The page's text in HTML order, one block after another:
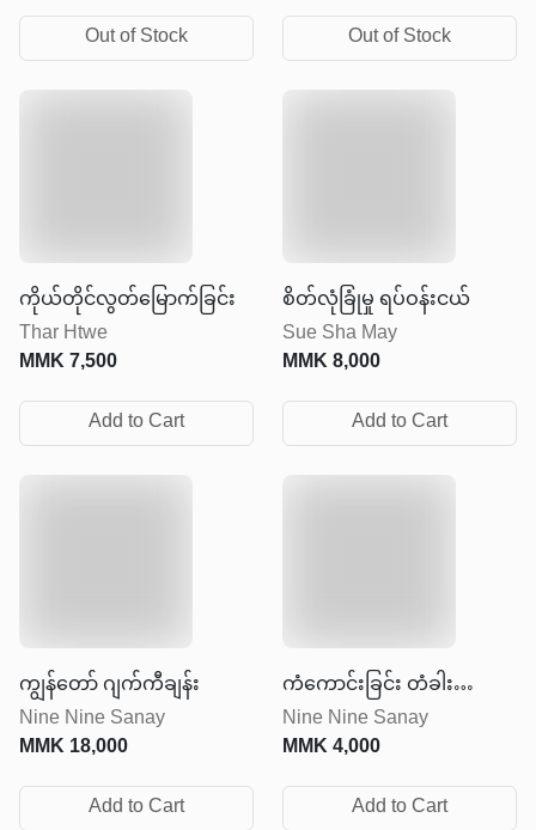
Out of Stock
Out of Stock
ကိုယ်တိုင်လွတ်မြောက်ခြင်း
Thar Htwe
MMK7,500
Add to Cart
စိတ်လုံခြုံမှု ရပ်ဝန်းငယ်
Sue Sha May
MMK8,000
Add to Cart
ကျွန်တော် ဂျက်ကီချန်း
Nine Nine Sanay
MMK18,000
Add to Cart
ကံကောင်းခြင်း တံခါး
လာ‌ခေါက်တဲ့အခါ
Nine Nine Sanay
MMK4,000
Add to Cart